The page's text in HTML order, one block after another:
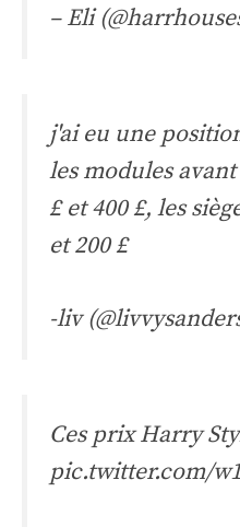
– Eli
j'ai eu une
les modules
£ et 400 £, les
et 200 £
-liv
Ces prix Harry
pic.twitter.com/